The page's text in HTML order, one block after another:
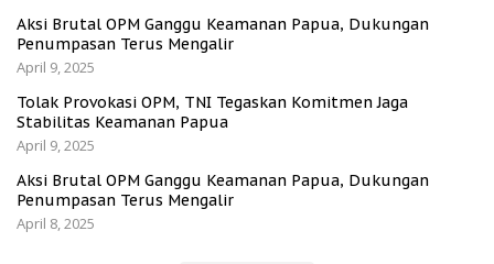
Aksi Brutal OPM Ganggu Keamanan Papua, Dukungan
Penumpasan Terus Mengalir
April 9, 2025
Tolak Provokasi OPM, TNI Tegaskan Komitmen Jaga
Stabilitas Keamanan Papua
April 9, 2025
Aksi Brutal OPM Ganggu Keamanan Papua, Dukungan
Penumpasan Terus Mengalir
April 8, 2025